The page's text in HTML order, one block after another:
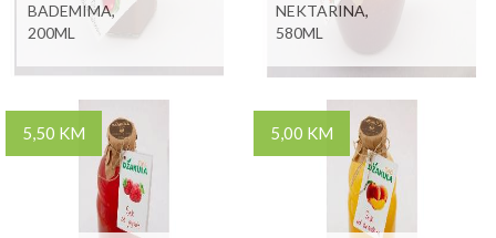
BADEMIMA,
200ML
NEKTARINA,
580ML
5,50 KM 5,00 KM